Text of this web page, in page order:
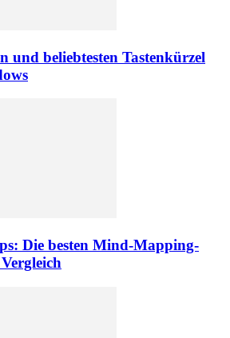
und beliebtesten Tastenkürzel
Die besten Mind-Mapping-